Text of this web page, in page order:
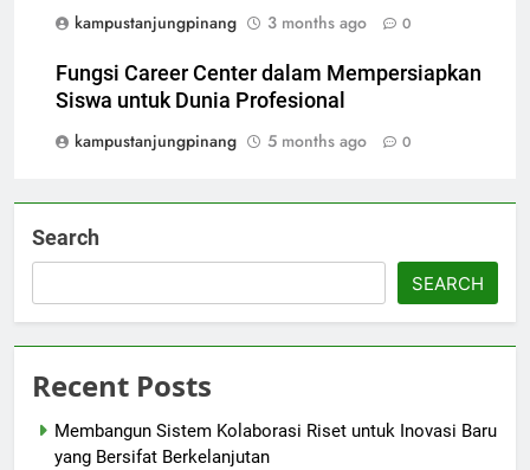
kampustanjungpinang
3 months ago 0
Fungsi Career Center dalam Mempersiapkan
Siswa untuk Dunia Profesional
kampustanjungpinang
5 months ago 0
Search
SEARCH
Recent Posts
Membangun Sistem Kolaborasi Riset untuk Inovasi Baru
yang Bersifat Berkelanjutan